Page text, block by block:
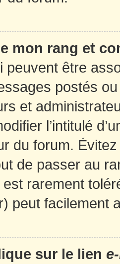
mon rang et
peuvent être
postés
et
l’intitulé
du forum.
de passer au
rarement
peut facilement
sur le lien